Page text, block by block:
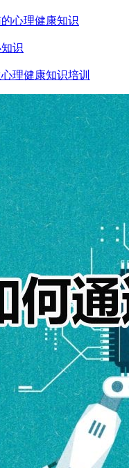
心理健康知识
识
理健康知识培训